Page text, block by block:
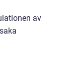
av